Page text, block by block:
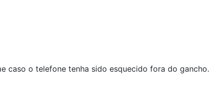
caso o telefone tenha sido esquecido fora do gancho.